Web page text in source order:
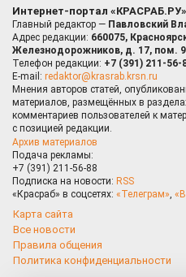
Интернет-портал «КРАСРАБ.РУ»
Главный редактор — Павловский
Адрес редакции: 660075,
Железнодорожников, д. 17, пом.
Телефон редакции: +7 (391) 211-56-
E-mail: redaktor@krasrab.krsn.ru
Мнения авторов статей,
материалов, размещённых в
комментариев пользователей к
с позицией редакции.
Архив материалов
Подача рекламы:
+7 (391) 211-56-88
Подписка на новости: RSS
«Красраб» в соцсетях: «Телеграм»,
Карта сайта
Все новости
Правила общения
Политика конфиденциальности